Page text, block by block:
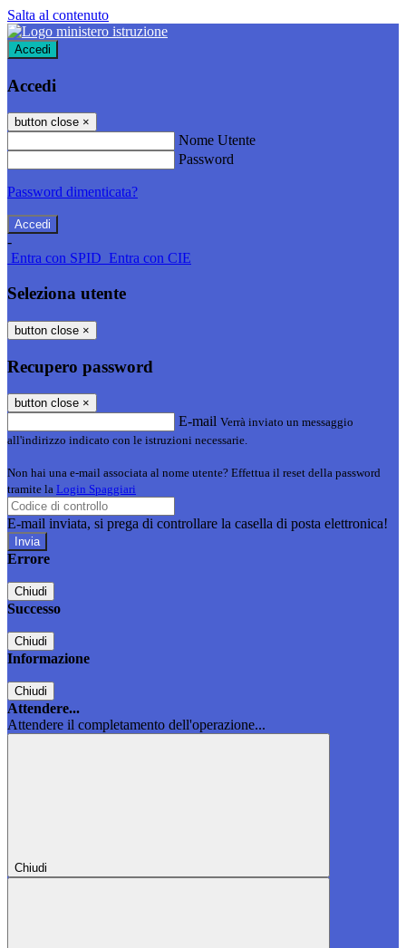
Salta al contenuto
Accedi
Accedi
button close ×
Nome Utente
Password
Password dimenticata?
-
Entra con SPID Entra con CIE
Seleziona utente
button close ×
Recupero password
button close ×
E-mail Verrà inviato un messaggio
all'indirizzo indicato con le istruzioni necessarie.
Non hai una e-mail associata al nome utente? Effettua il reset della password
tramite la Login Spaggiari
E-mail inviata, si prega di controllare la casella di posta elettronica!
Errore
Chiudi
Successo
Chiudi
Informazione
Chiudi
Attendere...
Attendere il completamento dell'operazione...
Chiudi